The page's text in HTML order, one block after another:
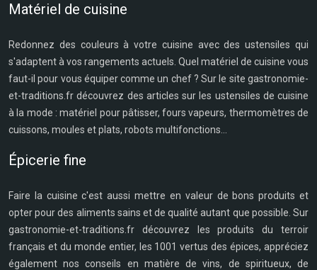
Matériel de cuisine
Redonnez des couleurs à votre cuisine avec des ustensiles qui
s'adaptent à vos rangements actuels. Quel matériel de cuisine vous
faut-il pour vous équiper comme un chef ? Sur le site gastronomie-
et-traditions.fr découvrez des articles sur les ustensiles de cuisine
à la mode : matériel pour pâtisser, fours vapeurs, thermomètres de
cuissons, moules et plats, robots multifonctions...
Épicerie fine
Faire la cuisine c'est aussi mettre en valeur de bons produits et
opter pour des aliments sains et de qualité autant que possible. Sur
gastronomie-et-traditions.fr découvrez les produits du terroir
français et du monde entier, les 1001 vertus des épices, appréciez
également nos conseils en matière de vins, de spiritueux, de